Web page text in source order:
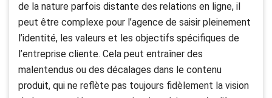
de la nature parfois distante des relations en ligne, il
peut être complexe pour l’agence de saisir pleinement
l’identité, les valeurs et les objectifs spécifiques de
l’entreprise cliente. Cela peut entraîner des
malentendus ou des décalages dans le contenu
produit, qui ne reflète pas toujours fidèlement la vision